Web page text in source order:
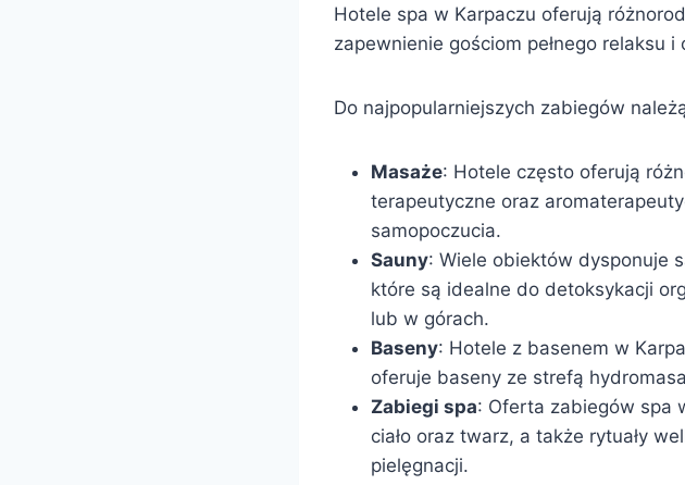
Hotele spa w Karpaczu oferują
zapewnienie gościom pełnego relaksu i
Do najpopularniejszych zabiegów
Masaże: Hotele często oferują
terapeutyczne oraz
samopoczucia.
Sauny: Wiele obiektów dysponuje
które są idealne do detoksykacji
lub w górach.
Baseny: Hotele z basenem w
oferuje baseny ze strefą
Zabiegi spa: Oferta zabiegów spa
ciało oraz twarz, a także rytuały
pielęgnacji.